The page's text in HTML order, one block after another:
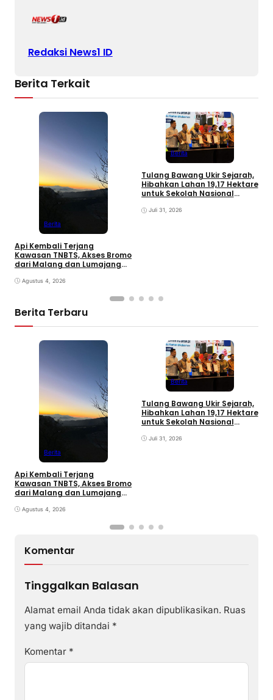
Redaksi News1 ID
Berita Terkait
Berita
Api Kembali Terjang
Kawasan TNBTS, Akses Bromo
dari Malang dan Lumajang
Agustus 4, 2026
Berita
Tulang Bawang Ukir Sejarah,
Hibahkan Lahan 19,17 Hektare
untuk Sekolah Nasional
Juli 31, 2026
Berita Terbaru
Berita
Api Kembali Terjang
Kawasan TNBTS, Akses Bromo
dari Malang dan Lumajang
Agustus 4, 2026
Berita
Tulang Bawang Ukir Sejarah,
Hibahkan Lahan 19,17 Hektare
untuk Sekolah Nasional
Juli 31, 2026
Komentar
Tinggalkan Balasan
Alamat email Anda tidak akan dipublikasikan. Ruas
yang wajib ditandai *
Komentar *